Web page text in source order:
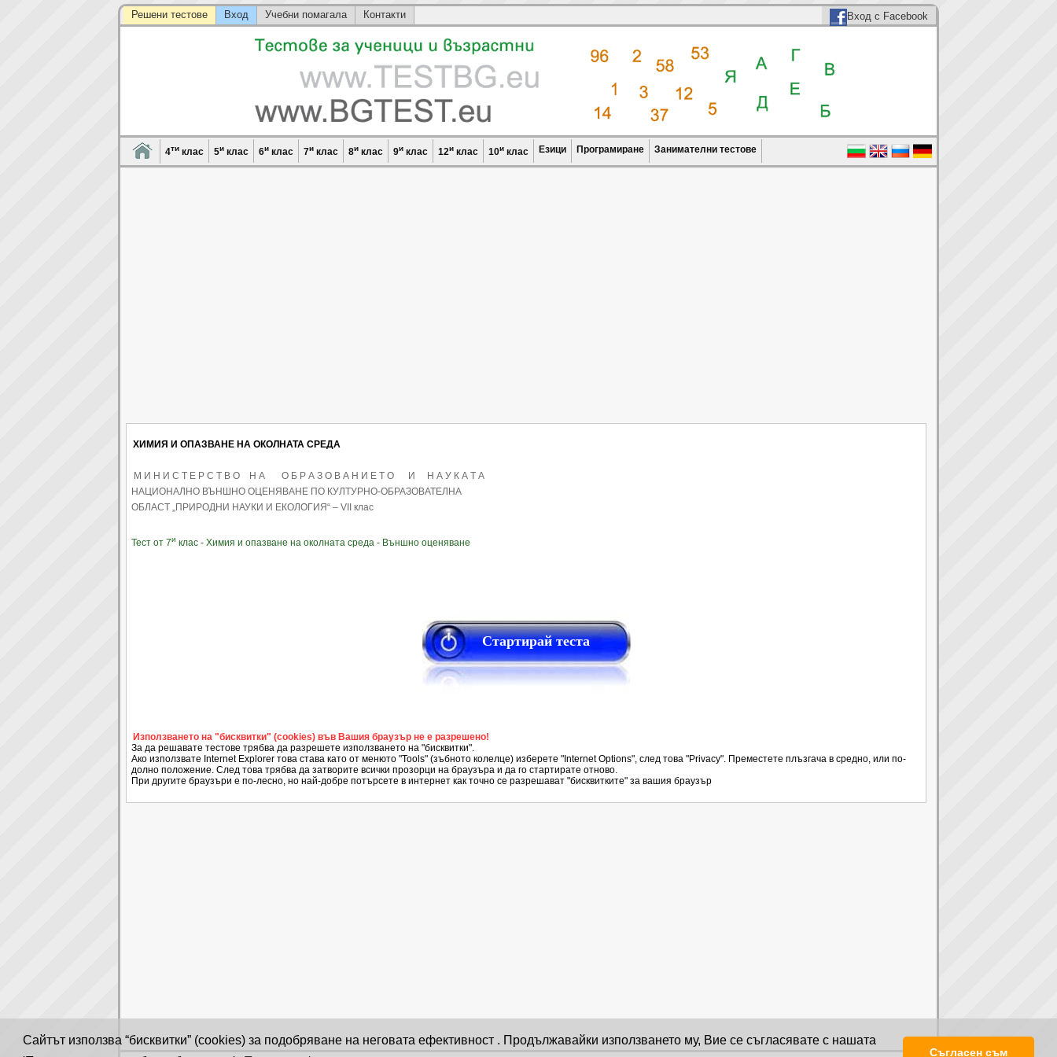
Сайтът използва “бисквитки” (cookies) за подобряване на неговата ефективност . Продължавайки използването му, Вие се съгласявате с нашата
Съгласен съм
Решени тестове Вход Учебни помагала Контакти Вход с Facebook
4ти клас 5и клас 6и клас 7и клас 8и клас 9и клас 12и клас 10и клас Езици Програмиране Занимателни тестове
ХИМИЯ И ОПАЗВАНЕ НА ОКОЛНАТА СРЕДА
М И Н И С Т Е Р С Т В О Н А О Б Р А З О В А Н И Е Т О И Н А У К А Т А
НАЦИОНАЛНО ВЪНШНО ОЦЕНЯВАНЕ ПО КУЛТУРНО-ОБРАЗОВАТЕЛНА
ОБЛАСТ „ПРИРОДНИ НАУКИ И ЕКОЛОГИЯ“ – VІІ клас
Тест от 7и клас - Химия и опазване на околната среда - Външно оценяване
Стартирай теста
Използването на "бисквитки" (cookies) във Вашия браузър не е разрешено!
За да решавате тестове трябва да разрешете използването на "бисквитки".
Ако използвате Internet Explorer това става като от менюто "Tools" (зъбното колелце) изберете "Internet Options", след това "Privacy". Преместете плъзгача в средно, или по-
долно положение. След това трябва да затворите всички прозорци на браузъра и да го стартирате отново.
При другите браузъри е по-лесно, но най-добре потърсете в интернет как точно се разрешават "бисквитките" за вашия браузър